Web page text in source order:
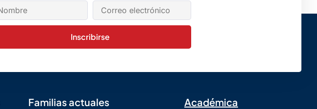
Inscribirse
Familias actuales
Académica